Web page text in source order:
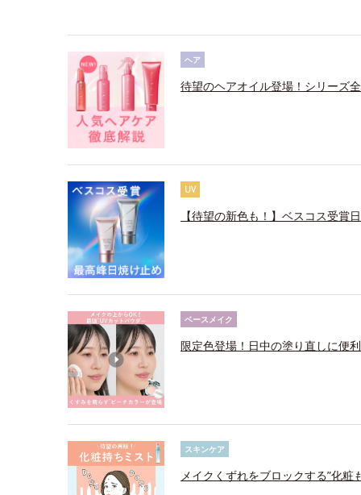
ヘア
待望のヘアオイル登場！シリーズ
UV
【待望の新色も！】ベスコス受賞
ベースメイク
限定色登場！日中の塗り直しに便
スキンケア
メイクくずれをブロックする”化粧